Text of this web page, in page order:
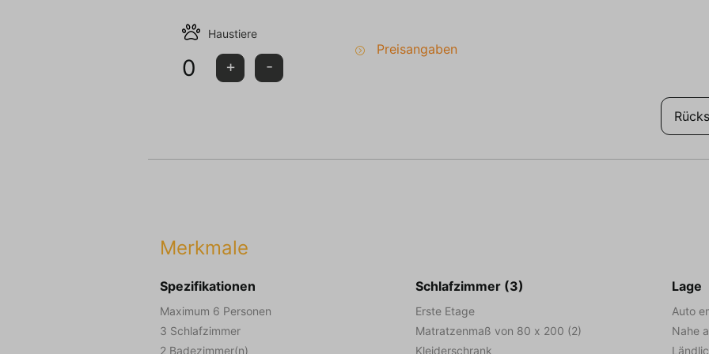
Haustiere
0 + -
Preisangaben
Merkmale
Spezifikationen
Maximum 6 Personen
3 Schlafzimmer
2 Badezimmer(n)
Schlafzimmer (3)
Erste Etage
Matratzenmaß von 80 x 200 (2)
Kleiderschrank
Lage
Auto
Nahe